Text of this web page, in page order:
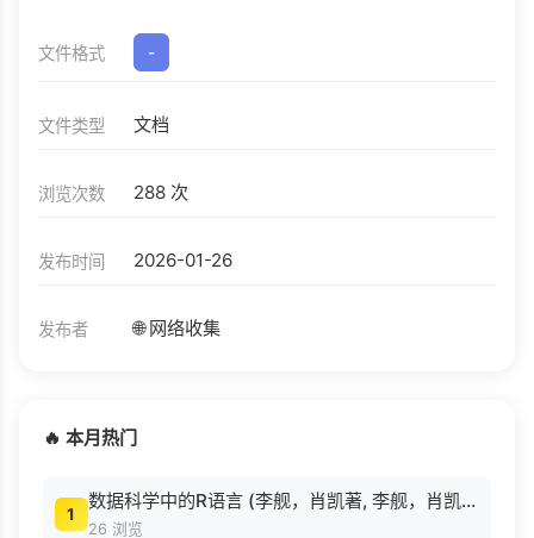
文件格式 -
文件类型 文档
浏览次数 288 次
发布时间 2026-01-26
发布者 🌐 网络收集
🔥 本月热门
1
数据科学中的R语言 (李舰，肖凯著, 李舰，肖凯著；吴喜之审校, Pdg2Pic).pdf
26 浏览